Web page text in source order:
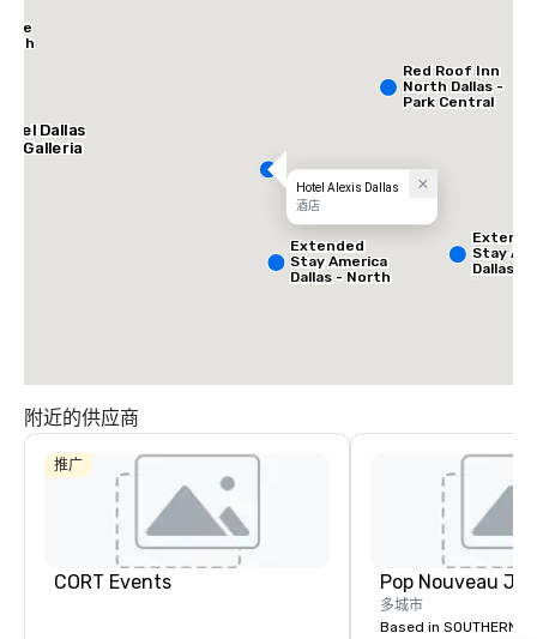
Hotel Alexis Dallas
酒店
Dallas
Galleria
Extended
Stay America
Dallas - North
Red Roof Inn
North Dallas -
Park Central
Stay
Dallas -
附近的供应商
推广
CORT Events
多城市
Based in SOUTHERN